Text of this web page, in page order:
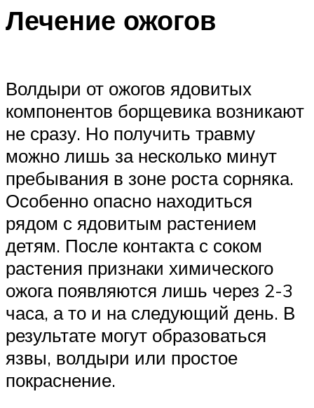
Лечение ожогов
Волдыри от ожогов ядовитых
компонентов борщевика возникают
не сразу. Но получить травму
можно лишь за несколько минут
пребывания в зоне роста сорняка.
Особенно опасно находиться
рядом с ядовитым растением
детям. После контакта с соком
растения признаки химического
ожога появляются лишь через 2-3
часа, а то и на следующий день. В
результате могут образоваться
язвы, волдыри или простое
покраснение.